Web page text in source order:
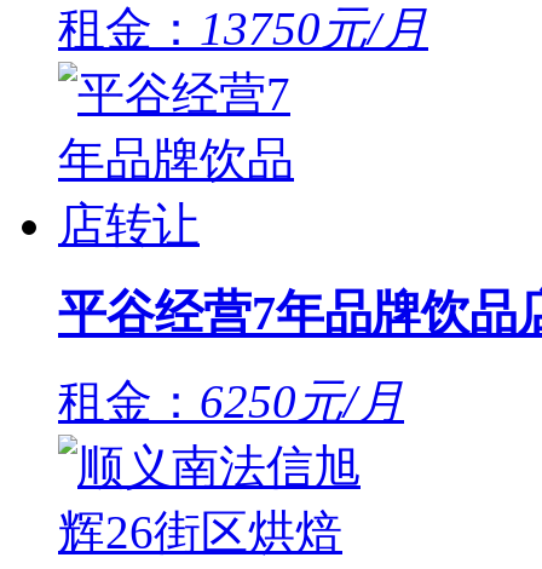
租金： 13750元/月
平谷经营7年品牌饮品
租金： 6250元/月